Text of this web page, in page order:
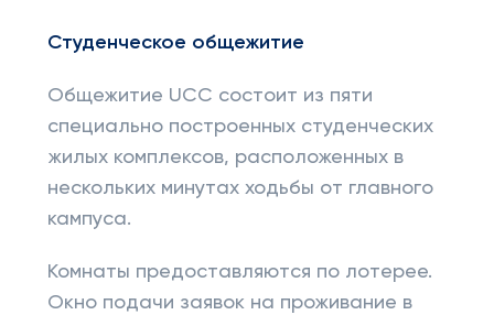
Студенческое общежитие
Общежитие UCC состоит из пяти
специально построенных студенческих
жилых комплексов, расположенных в
нескольких минутах ходьбы от главного
кампуса.
Комнаты предоставляются по лотерее.
Окно подачи заявок на проживание в